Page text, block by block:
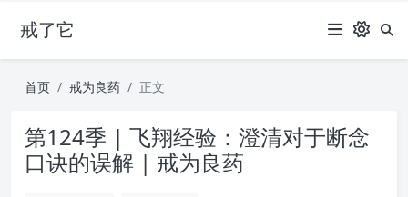
戒了它
首页 戒为良药 正文
第124季 | 飞翔经验：澄清对于断念
口诀的误解 | 戒为良药